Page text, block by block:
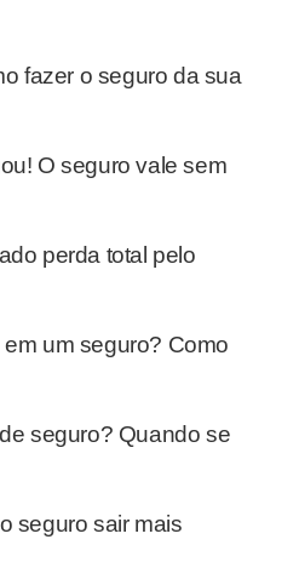
fazer o seguro da sua
O seguro vale sem
perda total pelo
um seguro? Como
seguro? Quando se
seguro sair mais